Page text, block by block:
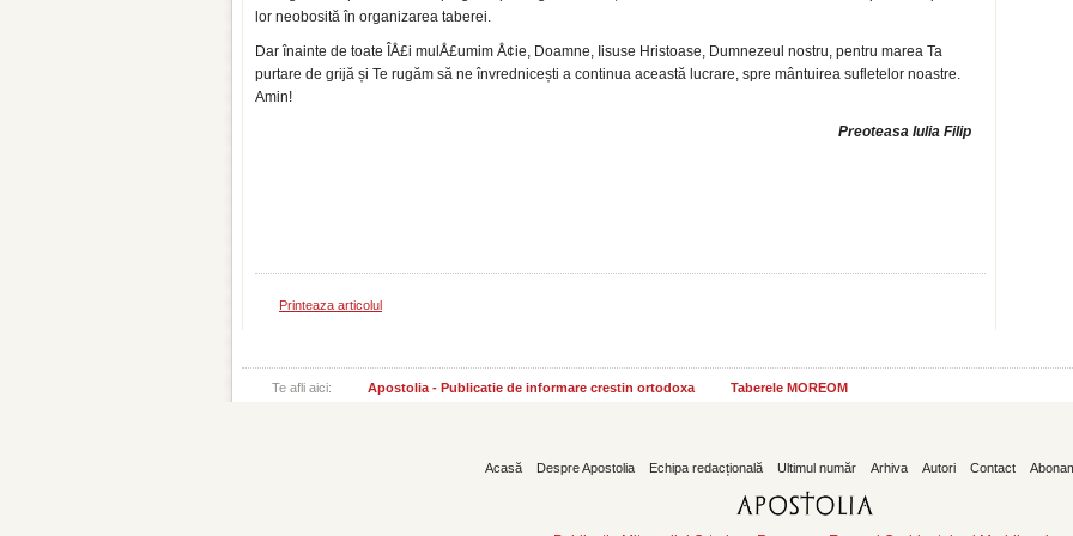
lor neobosită în organizarea taberei.
Dar înainte de toate ÎÅ£i mulÅ£umim Å¢ie, Doamne, Iisuse Hristoase, Dumnezeul nostru, pentru marea Ta
purtare de grijă și Te rugăm să ne învrednicești a continua această lucrare, spre mântuirea sufletelor noastre.
Amin!
Preoteasa Iulia Filip
Printeaza articolul
Te afli aici: Apostolia - Publicatie de informare crestin ortodoxa Taberele MOREOM
Acasă Despre Apostolia Echipa redacțională Ultimul număr Arhiva Autori Contact